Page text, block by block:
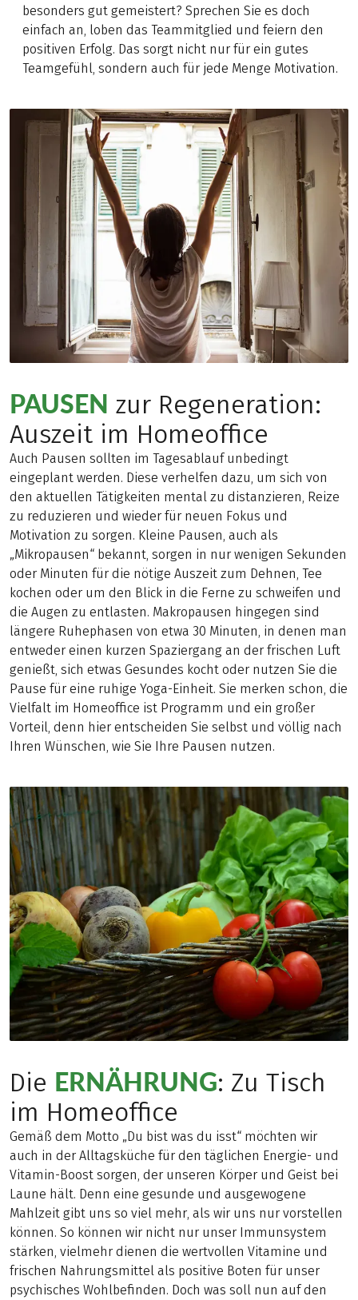
besonders gut gemeistert? Sprechen Sie es doch
einfach an, loben das Teammitglied und feiern den
positiven Erfolg. Das sorgt nicht nur für ein gutes
Teamgefühl, sondern auch für jede Menge Motivation.
PAUSEN zur Regeneration:
Auszeit im Homeoffice
Auch Pausen sollten im Tagesablauf unbedingt
eingeplant werden. Diese verhelfen dazu, um sich von
den aktuellen Tätigkeiten mental zu distanzieren, Reize
zu reduzieren und wieder für neuen Fokus und
Motivation zu sorgen. Kleine Pausen, auch als
„Mikropausen“ bekannt, sorgen in nur wenigen Sekunden
oder Minuten für die nötige Auszeit zum Dehnen, Tee
kochen oder um den Blick in die Ferne zu schweifen und
die Augen zu entlasten. Makropausen hingegen sind
längere Ruhephasen von etwa 30 Minuten, in denen man
entweder einen kurzen Spaziergang an der frischen Luft
genießt, sich etwas Gesundes kocht oder nutzen Sie die
Pause für eine ruhige Yoga-Einheit. Sie merken schon, die
Vielfalt im Homeoffice ist Programm und ein großer
Vorteil, denn hier entscheiden Sie selbst und völlig nach
Ihren Wünschen, wie Sie Ihre Pausen nutzen.
Die ERNÄHRUNG: Zu Tisch
im Homeoffice
Gemäß dem Motto „Du bist was du isst“ möchten wir
auch in der Alltagsküche für den täglichen Energie- und
Vitamin-Boost sorgen, der unseren Körper und Geist bei
Laune hält. Denn eine gesunde und ausgewogene
Mahlzeit gibt uns so viel mehr, als wir uns nur vorstellen
können. So können wir nicht nur unser Immunsystem
stärken, vielmehr dienen die wertvollen Vitamine und
frischen Nahrungsmittel als positive Boten für unser
psychisches Wohlbefinden. Doch was soll nun auf den